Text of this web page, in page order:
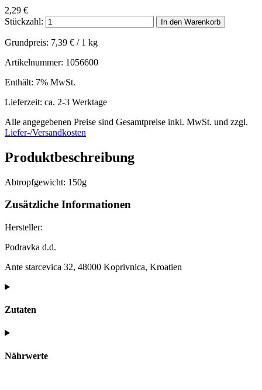
2,29 €
Stückzahl:
In den Warenkorb
Grundpreis: 7,39 € / 1 kg
Artikelnummer: 1056600
Enthält: 7% MwSt.
Lieferzeit: ca. 2-3 Werktage
Alle angegebenen Preise sind Gesamtpreise inkl. MwSt. und zzgl.
Liefer-/Versandkosten
Produktbeschreibung
Abtropfgewicht: 150g
Zusätzliche Informationen
Hersteller:
Podravka d.d.
Ante starcevica 32, 48000 Koprivnica, Kroatien
Zutaten
Nährwerte